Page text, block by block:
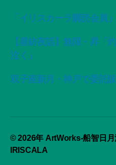
「イリスカーラ購読会員
【星紡夜話】無限・昇「
泣く」
双子座新月・神戸で委託
© 2026年 ArtWorks-船智日
IRISCALA